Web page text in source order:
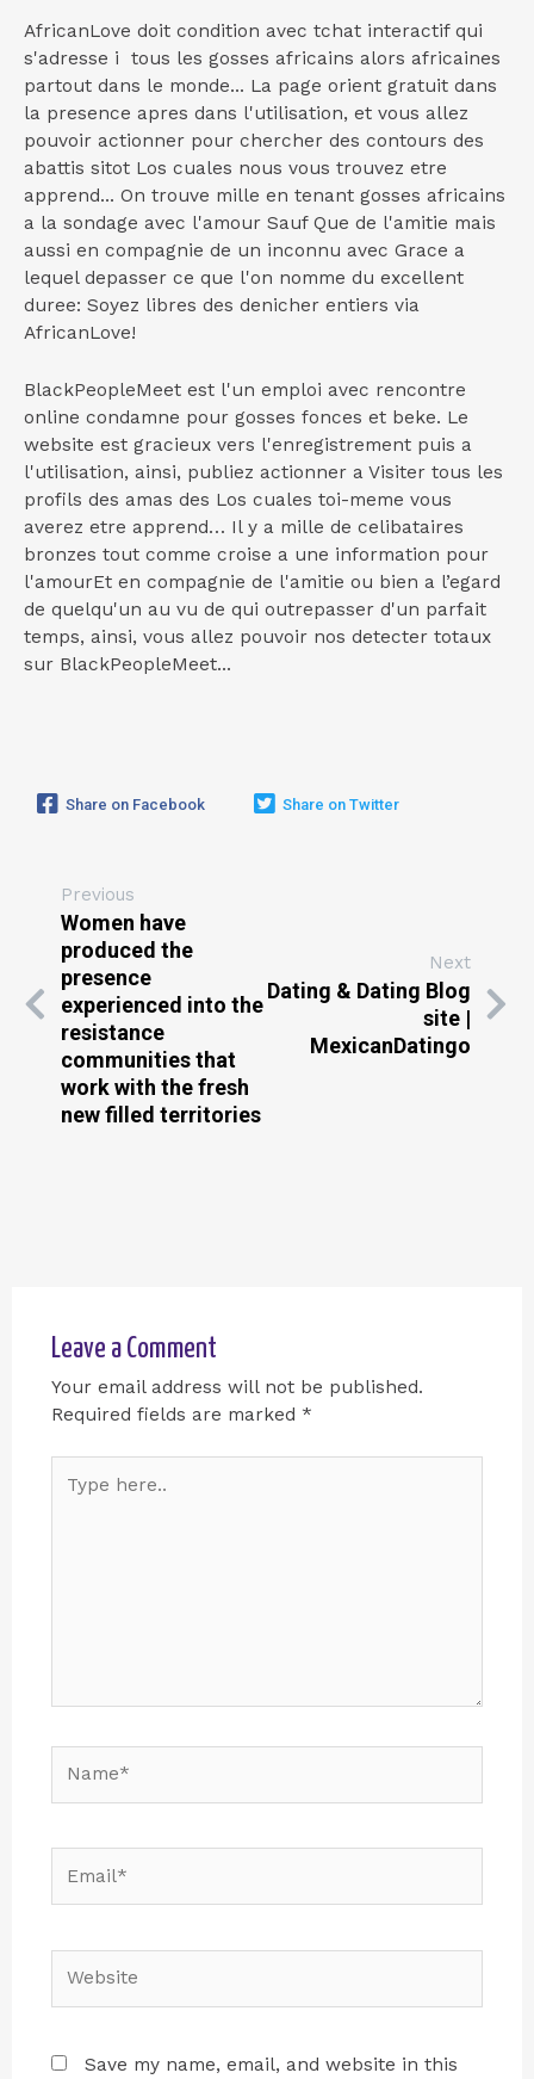
AfricanLove doit condition avec tchat interactif qui
s'adresse i tous les gosses africains alors africaines
partout dans le monde... La page orient gratuit dans
la presence apres dans l'utilisation, et vous allez
pouvoir actionner pour chercher des contours des
abattis sitot Los cuales nous vous trouvez etre
apprend... On trouve mille en tenant gosses africains
a la sondage avec l'amour Sauf Que de l'amitie mais
aussi en compagnie de un inconnu avec Grace a
lequel depasser ce que l'on nomme du excellent
duree: Soyez libres des denicher entiers via
AfricanLove!
BlackPeopleMeet est l'un emploi avec rencontre
online condamne pour gosses fonces et beke. Le
website est gracieux vers l'enregistrement puis a
l'utilisation, ainsi, publiez actionner a Visiter tous les
profils des amas des Los cuales toi-meme vous
averez etre apprend… Il y a mille de celibataires
bronzes tout comme croise a une information pour
l'amourEt en compagnie de l'amitie ou bien a l’egard
de quelqu'un au vu de qui outrepasser d'un parfait
temps, ainsi, vous allez pouvoir nos detecter totaux
sur BlackPeopleMeet...
Share on Facebook Share on Twitter
Previous
Women have
produced the
presence
experienced into the
resistance
communities that
work with the fresh
new filled territories
Next
Dating & Dating Blog
site |
MexicanDatingo
Leave a Comment
Your email address will not be published.
Required fields are marked *
Save my name, email, and website in this